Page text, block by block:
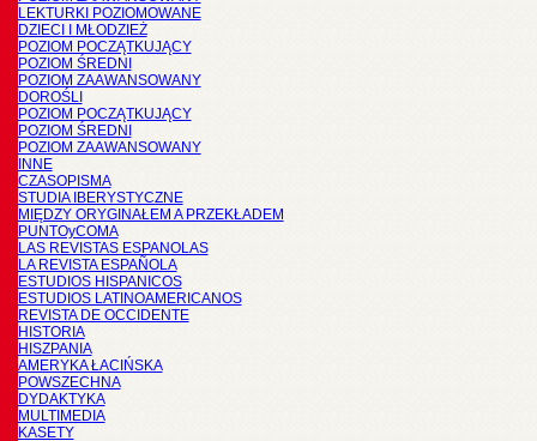
LEKTURKI POZIOMOWANE
DZIECI I MŁODZIEŻ
POZIOM POCZĄTKUJĄCY
POZIOM ŚREDNI
POZIOM ZAAWANSOWANY
DOROŚLI
POZIOM POCZĄTKUJĄCY
POZIOM ŚREDNI
POZIOM ZAAWANSOWANY
INNE
CZASOPISMA
STUDIA IBERYSTYCZNE
MIĘDZY ORYGINAŁEM A PRZEKŁADEM
PUNTOyCOMA
LAS REVISTAS ESPANOLAS
LA REVISTA ESPAÑOLA
ESTUDIOS HISPANICOS
ESTUDIOS LATINOAMERICANOS
REVISTA DE OCCIDENTE
HISTORIA
HISZPANIA
AMERYKA ŁACIŃSKA
POWSZECHNA
DYDAKTYKA
MULTIMEDIA
KASETY